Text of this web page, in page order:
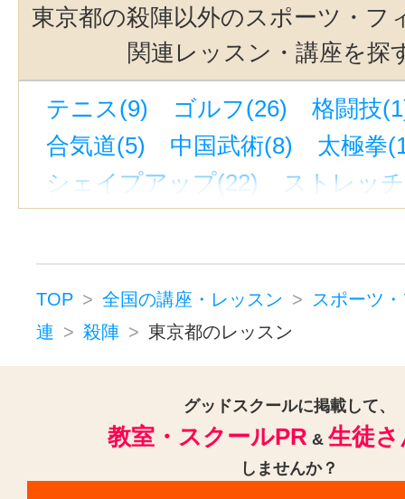
東京都の殺陣以外のスポーツ・フ
関連レッスン・講座を探
テニス(9) ゴルフ(26)
格闘技
合気道(5)
中国武術(8)
太極拳
シェイプアップ(22)
ストレッ
乗馬・馬術(1)
スポーツ・フィットネスクラブ
ダイビング(9)
スポーツインストラクター・ト
マリンスポーツ(1)
野球(1)
サッカー・フットサル(1)
クライミング・ボルダリング(1)
TOP 全国の講座・レッスン
スポーツ
連
殺陣 東京都のレッスン
グッドスクールに掲載して、
教室・スクールPR & 生徒
しませんか？